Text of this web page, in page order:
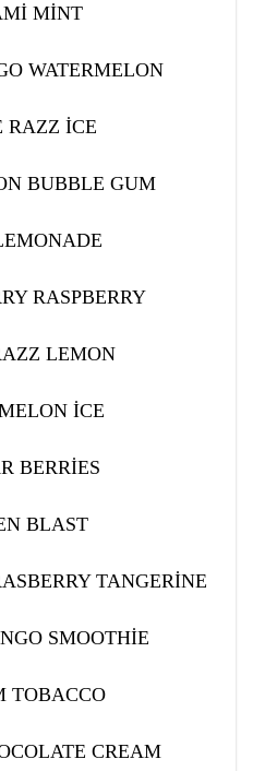
MİNT
WATERMELON
RAZZ İCE
BUBBLE GUM
RASPBERRY
LEMON
İCE
BERRİES
BLAST
TANGERİNE
SMOOTHİE
TOBACCO
CREAM